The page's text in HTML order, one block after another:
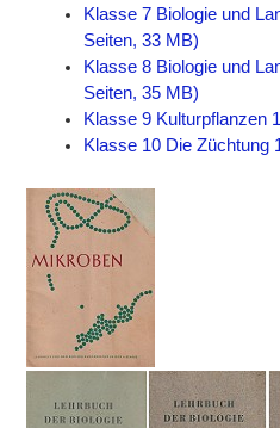
Klasse 7 Biologie und
Seiten, 33 MB)
Klasse 8 Biologie und
Seiten, 35 MB)
Klasse 9 Kulturpflanzen
Klasse 10 Die Züchtung